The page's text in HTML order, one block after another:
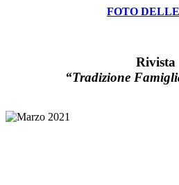
FOTO
Rivista
“Tradizione